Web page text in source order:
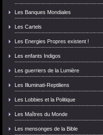
Les Banques Mondiales
Les Cartels
Les Energies Propres existent !
Les enfants Indigos
Les guerriers de la Lumière
Les Illuminati-Reptiliens
Les Lobbies et la Politique
Les Maîtres du Monde
Les mensonges de la Bible